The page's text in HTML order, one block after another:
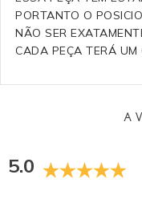
PORTANTO O
NÃO SER
CADA PEÇA TERÁ UM
5.0